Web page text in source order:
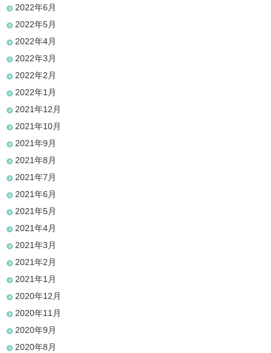
2022年6月
2022年5月
2022年4月
2022年3月
2022年2月
2022年1月
2021年12月
2021年10月
2021年9月
2021年8月
2021年7月
2021年6月
2021年5月
2021年4月
2021年3月
2021年2月
2021年1月
2020年12月
2020年11月
2020年9月
2020年8月